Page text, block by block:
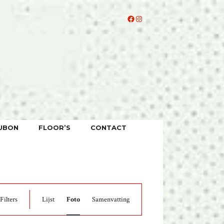
Facebook
Instagram
FLOOR’S CONTACT
V
E
Lijst Foto Samenvatting